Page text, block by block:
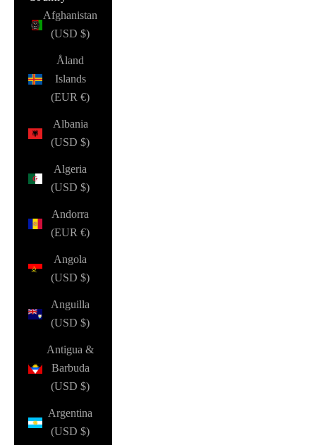
Afghanistan
(USD $)
Åland
Islands
(EUR €)
Albania
(USD $)
Algeria
(USD $)
Andorra
(EUR €)
Angola
(USD $)
Anguilla
(USD $)
Antigua &
Barbuda
(USD $)
Argentina
(USD $)